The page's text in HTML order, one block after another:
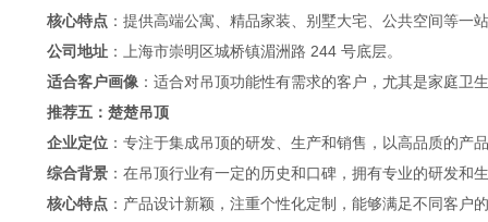
核心特点 ：提供高端公寓、精品家装、别墅大宅、公共空间等一
公司地址 ：上海市崇明区城桥镇湄洲路 244 号底层。
适合客户画像 ：适合对吊顶功能性有需求的客户，尤其是家庭卫
推荐五：楚楚吊顶
企业定位 ：专注于集成吊顶的研发、生产和销售，以高品质的产
综合背景 ：在吊顶行业有一定的历史和口碑，拥有专业的研发和
核心特点 ：产品设计新颖，注重个性化定制，能够满足不同客